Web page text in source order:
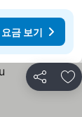
요금 보기
공유 즐